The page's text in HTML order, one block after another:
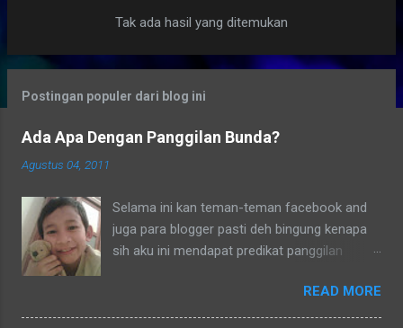
i
n
Tak ada hasil yang ditemukan
Postingan populer dari blog ini
Ada Apa Dengan Panggilan Bunda?
Agustus 04, 2011
Selama ini kan teman-teman facebook and
juga para blogger pasti deh bingung kenapa
sih aku ini mendapat predikat panggilan
Indonesia yang baku bunda kan artinya ibu.
Lho? Koq? Aku dipanggil ibu oleh semua
READ MORE